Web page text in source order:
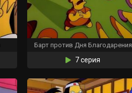
Барт против Дня Благодарения
7 серия